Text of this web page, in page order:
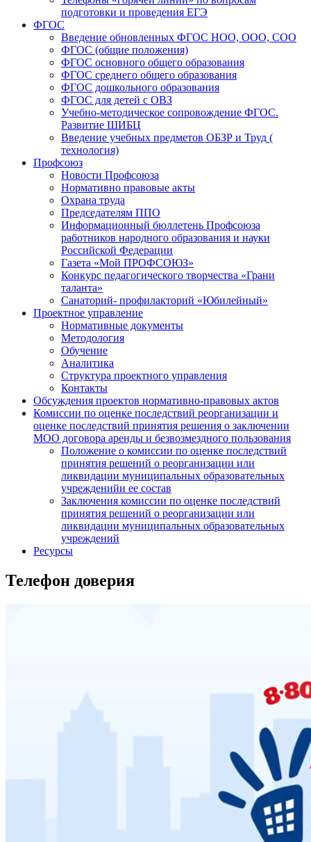
подготовки и проведения ЕГЭ
ФГОС
Введение обновленных ФГОС НОО, ООО, СОО
ФГОС (общие положения)
ФГОС основного общего образования
ФГОС среднего общего образования
ФГОС дошкольного образования
ФГОС для детей с ОВЗ
Учебно-методическое сопровождение ФГОС.
Развитие ШИБЦ
Введение учебных предметов ОБЗР и Труд (
технология)
Профсоюз
Новости Профсоюза
Нормативно правовые акты
Охрана труда
Председателям ППО
Информационный бюллетень Профсоюза
работников народного образования и науки
Российской Федерации
Газета «Мой ПРОФСОЮЗ»
Конкурс педагогического творчества «Грани
таланта»
Санаторий- профилакторий «Юбилейный»
Проектное управление
Нормативные документы
Методология
Обучение
Аналитика
Структура проектного управления
Контакты
Обсуждения проектов нормативно-правовых актов
Комиссии по оценке последствий реорганизации и
оценке последствий принятия решения о заключении
МОО договора аренды и безвозмездного пользования
Положение о комиссии по оценке последствий
принятия решений о реорганизации или
ликвидации муниципальных образовательных
учрежденийи ее состав
Заключения комиссии по оценке последствий
принятия решений о реорганизации или
ликвидации муниципальных образовательных
учреждений
Ресурсы
Телефон доверия